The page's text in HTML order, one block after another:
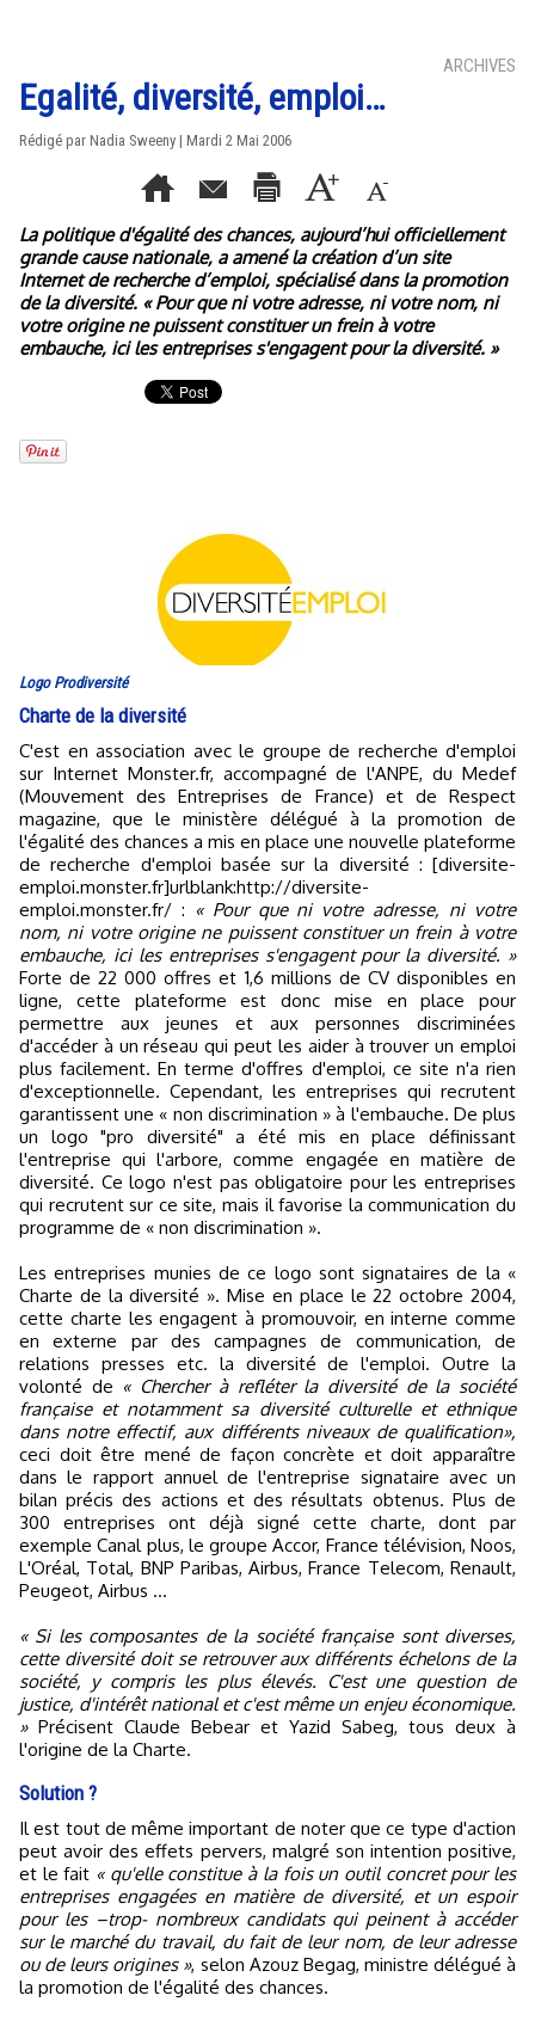
ARCHIVES
Egalité, diversité, emploi…
Rédigé par Nadia Sweeny | Mardi 2 Mai 2006
La politique d'égalité des chances, aujourd’hui officiellement
grande cause nationale, a amené la création d’un site
Internet de recherche d’emploi, spécialisé dans la promotion
de la diversité. « Pour que ni votre adresse, ni votre nom, ni
votre origine ne puissent constituer un frein à votre
embauche, ici les entreprises s'engagent pour la diversité. »
Logo Prodiversité
Charte de la diversité
C'est en association avec le groupe de recherche d'emploi
sur Internet Monster.fr, accompagné de l'ANPE, du Medef
(Mouvement des Entreprises de France) et de Respect
magazine, que le ministère délégué à la promotion de
l'égalité des chances a mis en place une nouvelle plateforme
de recherche d'emploi basée sur la diversité : [diversite-
emploi.monster.fr]urlblank:http://diversite-
emploi.monster.fr/ : « Pour que ni votre adresse, ni votre
nom, ni votre origine ne puissent constituer un frein à votre
embauche, ici les entreprises s'engagent pour la diversité. »
Forte de 22 000 offres et 1,6 millions de CV disponibles en
ligne, cette plateforme est donc mise en place pour
permettre aux jeunes et aux personnes discriminées
d'accéder à un réseau qui peut les aider à trouver un emploi
plus facilement. En terme d'offres d'emploi, ce site n'a rien
d'exceptionnelle. Cependant, les entreprises qui recrutent
garantissent une « non discrimination » à l'embauche. De plus
un logo "pro diversité" a été mis en place définissant
l'entreprise qui l'arbore, comme engagée en matière de
diversité. Ce logo n'est pas obligatoire pour les entreprises
qui recrutent sur ce site, mais il favorise la communication du
programme de « non discrimination ».
Les entreprises munies de ce logo sont signataires de la «
Charte de la diversité ». Mise en place le 22 octobre 2004,
cette charte les engagent à promouvoir, en interne comme
en externe par des campagnes de communication, de
relations presses etc. la diversité de l'emploi. Outre la
volonté de « Chercher à refléter la diversité de la société
française et notamment sa diversité culturelle et ethnique
dans notre effectif, aux différents niveaux de qualification»,
ceci doit être mené de façon concrète et doit apparaître
dans le rapport annuel de l'entreprise signataire avec un
bilan précis des actions et des résultats obtenus. Plus de
300 entreprises ont déjà signé cette charte, dont par
exemple Canal plus, le groupe Accor, France télévision, Noos,
L'Oréal, Total, BNP Paribas, Airbus, France Telecom, Renault,
Peugeot, Airbus …
« Si les composantes de la société française sont diverses,
cette diversité doit se retrouver aux différents échelons de la
société, y compris les plus élevés. C'est une question de
justice, d'intérêt national et c'est même un enjeu économique.
» Précisent Claude Bebear et Yazid Sabeg, tous deux à
l'origine de la Charte.
Solution ?
Il est tout de même important de noter que ce type d'action
peut avoir des effets pervers, malgré son intention positive,
et le fait « qu'elle constitue à la fois un outil concret pour les
entreprises engagées en matière de diversité, et un espoir
pour les –trop- nombreux candidats qui peinent à accéder
sur le marché du travail, du fait de leur nom, de leur adresse
ou de leurs origines », selon Azouz Begag, ministre délégué à
la promotion de l'égalité des chances.